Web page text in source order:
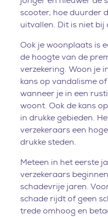
scooter, hoe duurder
uitvallen. Dit is niet bij
Ook je woonplaats is
de hoogte van de
verzekering. Woon je
kans op vandalisme
wanneer je in een
woont. Ook de kans
in drukke gebieden.
verzekeraars een
drukke steden.
Meteen in het eerste
verzekeraars
schadevrije jaren.
schade rijdt of geen
trede omhoog en